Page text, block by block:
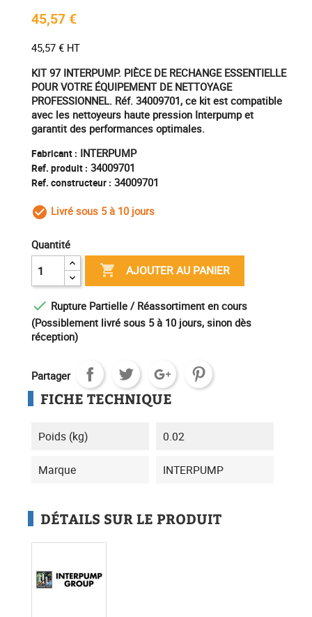
45,57 €
45,57 € HT
KIT 97 INTERPUMP. PIÈCE DE RECHANGE ESSENTIELLE
POUR VOTRE ÉQUIPEMENT DE NETTOYAGE
PROFESSIONNEL. Réf. 34009701, ce kit est compatible
avec les nettoyeurs haute pression Interpump et
garantit des performances optimales.
Fabricant : INTERPUMP
Ref. produit : 34009701
Ref. constructeur : 34009701
check_circle_outline
Livré sous 5 à 10 jours
Quantité
 AJOUTER AU PANIER
 Rupture Partielle / Réassortiment en cours
(Possiblement livré sous 5 à 10 jours, sinon dès
réception)
Partager
FICHE TECHNIQUE
Poids (kg) 0.02
Marque INTERPUMP
DÉTAILS SUR LE PRODUIT